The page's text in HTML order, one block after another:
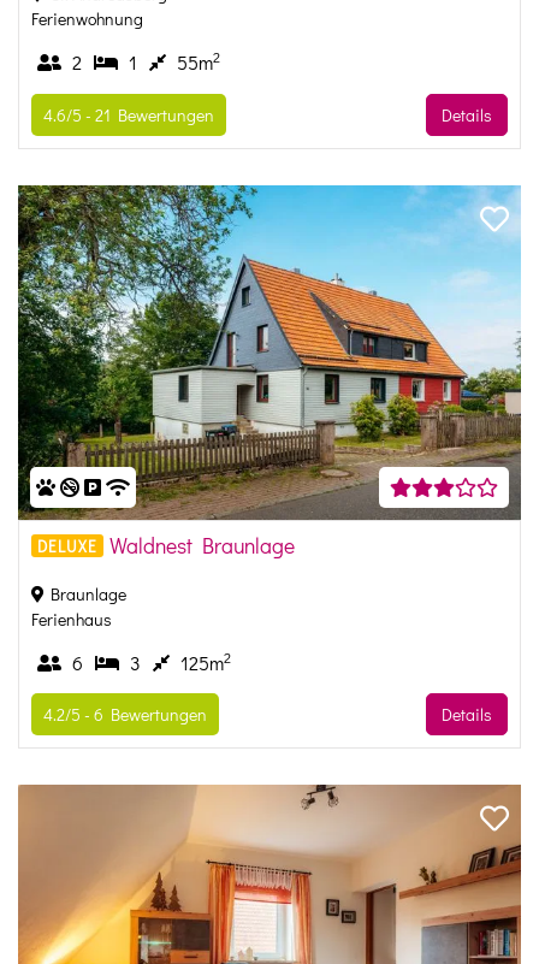
Ferienwohnung
2 1 55m2
Details
4.6/5 - 21 Bewertungen
DELUXE Waldnest Braunlage
Braunlage
Ferienhaus
6 3 125m2
Details
4.2/5 - 6 Bewertungen